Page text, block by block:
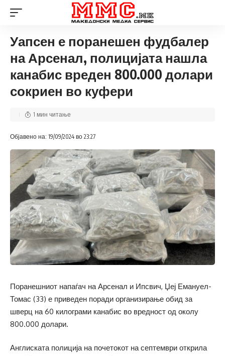
Уапсен е поранешен фудбалер
на Арсенал, полицијата нашла
канабис вреден 800.000 долари
сокриен во куфери
Објавено на: 19/09/2024 во 23:27
1 мин читање
Поранешниот напаѓач на Арсенал и Ипсвич, Џеј Емануел-
Томас (33) е приведен поради организирање обид за
шверц на 60 килограми канабис во вредност од околу
800.000 долари.
Англиската полиција на почетокот на септември открила